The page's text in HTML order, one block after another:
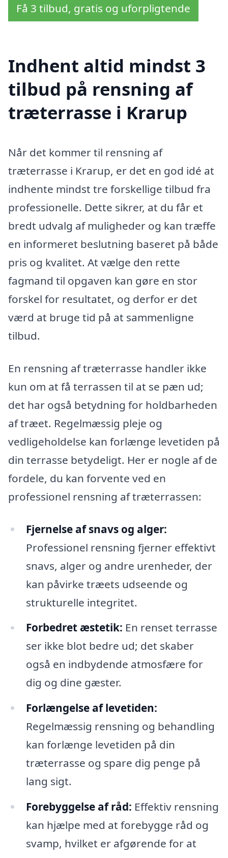
Få 3 tilbud, gratis og uforpligtende
Indhent altid mindst 3
tilbud på rensning af
træterrasse i Krarup
Når det kommer til rensning af
træterrasse i Krarup, er det en god idé at
indhente mindst tre forskellige tilbud fra
professionelle. Dette sikrer, at du får et
bredt udvalg af muligheder og kan træffe
en informeret beslutning baseret på både
pris og kvalitet. At vælge den rette
fagmand til opgaven kan gøre en stor
forskel for resultatet, og derfor er det
værd at bruge tid på at sammenligne
tilbud.
En rensning af træterrasse handler ikke
kun om at få terrassen til at se pæn ud;
det har også betydning for holdbarheden
af træet. Regelmæssig pleje og
vedligeholdelse kan forlænge levetiden på
din terrasse betydeligt. Her er nogle af de
fordele, du kan forvente ved en
professionel rensning af træterrassen:
Fjernelse af snavs og alger:
Professionel rensning fjerner effektivt
snavs, alger og andre urenheder, der
kan påvirke træets udseende og
strukturelle integritet.
Forbedret æstetik: En renset terrasse
ser ikke blot bedre ud; det skaber
også en indbydende atmosfære for
dig og dine gæster.
Forlængelse af levetiden:
Regelmæssig rensning og behandling
kan forlænge levetiden på din
træterrasse og spare dig penge på
lang sigt.
Forebyggelse af råd: Effektiv rensning
kan hjælpe med at forebygge råd og
svamp, hvilket er afgørende for at